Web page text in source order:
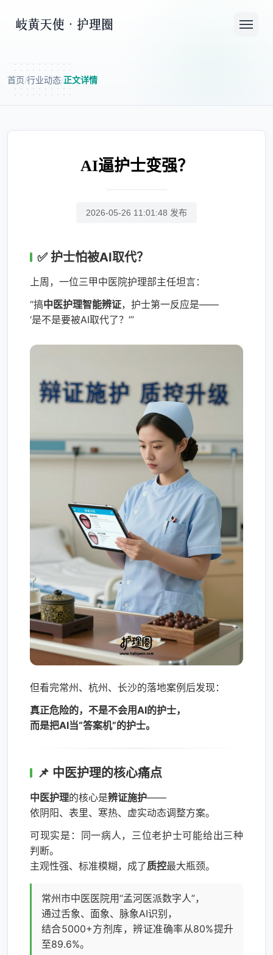
首页/行业动态/正文详情
AI逼护士变强？
2026-05-26 11:01:48 发布
✅ 护士怕被AI取代？
上周，一位三甲中医院护理部主任坦言：
“搞中医护理智能辨证，护士第一反应是——
‘是不是要被AI取代了？’”
但看完常州、杭州、长沙的落地案例后发现：
真正危险的，不是不会用AI的护士，
而是把AI当“答案机”的护士。
📌 中医护理的核心痛点
中医护理的核心是辨证施护——
依阴阳、表里、寒热、虚实动态调整方案。
可现实是：同一病人，三位老护士可能给出三种
判断。
主观性强、标准模糊，成了质控最大瓶颈。
常州市中医医院用“孟河医派数字人”，
通过舌象、面象、脉象AI识别，
结合5000+方剂库，辨证准确率从80%提升
至89.6%。